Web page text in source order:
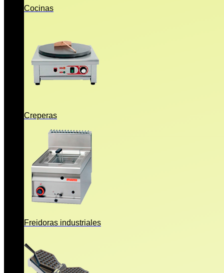
Cocinas
Creperas
Freidoras industriales